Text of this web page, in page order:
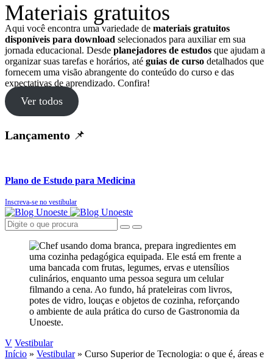
Materiais gratuitos
Aqui você encontra uma variedade de materiais gratuitos
disponíveis para download selecionados para auxiliar em sua
jornada educacional. Desde planejadores de estudos que ajudam a
organizar suas tarefas e horários, até guias de curso detalhados que
fornecem uma visão abrangente do conteúdo do curso e das
expectativas de aprendizado. Confira!
Ver todos
Lançamento 📌
Plano de Estudo para Medicina
Inscreva-se no vestibular
V Vestibular
Início » Vestibular» Curso Superior de Tecnologia: o que é, áreas e